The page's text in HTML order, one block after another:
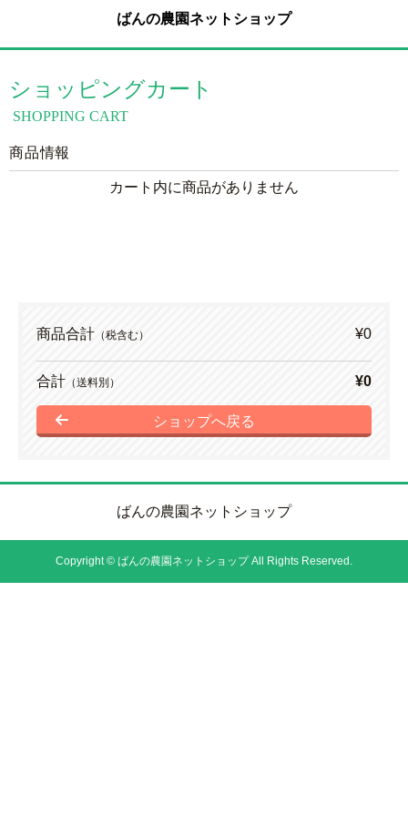
ばんの農園ネットショップ
SHOPPING CART
ショッピングカート
商品情報
カート内に商品がありません
商品合計 （税含む） ¥0
合計 （送料別） ¥0
ショップへ戻る
ばんの農園ネットショップ
Copyright © ばんの農園ネットショップ All Rights Reserved.